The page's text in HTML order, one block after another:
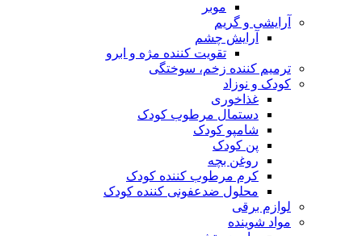
آرایشی و گریم
آرایش چشم
تقویت کننده مژه و ابرو
ترمیم کننده زخم، سوختگی
کودک و نوزاد
غذاخوری
دستمال مرطوب کودک
شامپو کودک
پن کودک
روغن بچه
کرم مرطوب کننده کودک
محلول ضدعفونی کننده کودک
لوازم برقی
مواد شوینده